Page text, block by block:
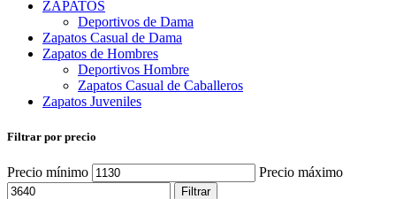
ZAPATOS
Deportivos de Dama
Zapatos Casual de Dama
Zapatos de Hombres
Deportivos Hombre
Zapatos Casual de Caballeros
Zapatos Juveniles
Filtrar por precio
Precio mínimo Precio máximo
Filtrar